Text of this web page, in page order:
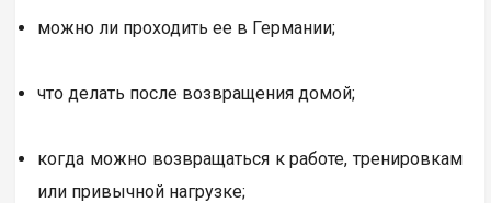
можно ли проходить ее в Германии;
что делать после возвращения домой;
когда можно возвращаться к работе, тренировкам
или привычной нагрузке;